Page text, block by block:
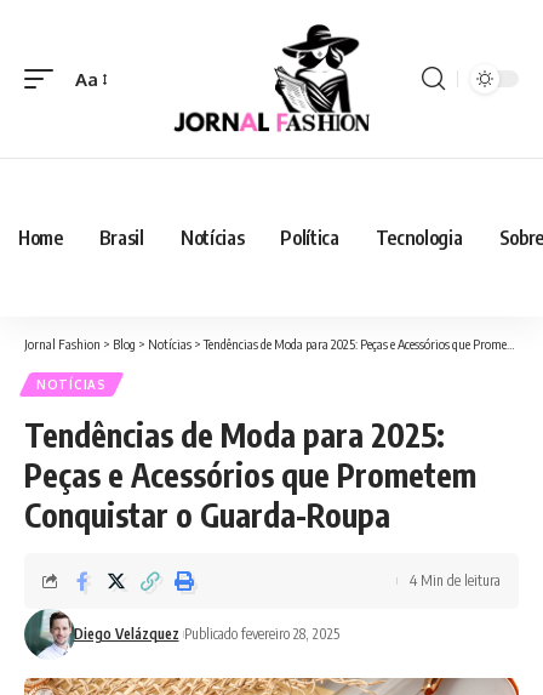
Aa
Home Brasil Notícias Política Tecnologia
Jornal Fashion > Blog > Notícias >Tendências de Moda para 2025: Peças e Acessórios que Prometem Conquistar o Guarda-Roupa
NOTÍCIAS
Tendências de Moda para 2025:
Peças e Acessórios que Prometem
Conquistar o Guarda-Roupa
Diego Velázquez Publicado fevereiro 28, 2025
4 Min de leitura